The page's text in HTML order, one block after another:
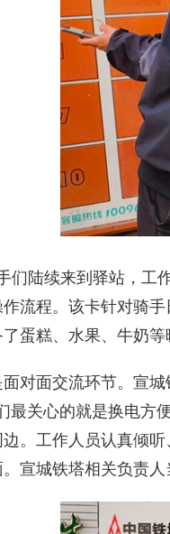
陆续来到驿站，工作
流程。该卡针对骑
蛋糕、水果、牛奶
面交流环节。宣城
最关心的就是换电方
。工作人员认真倾
宣城铁塔相关负责